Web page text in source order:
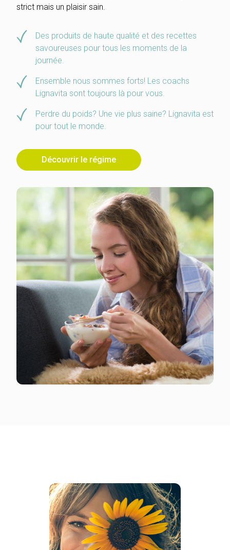
strict mais un plaisir sain.
Des produits de haute qualité et des recettes
savoureuses pour tous les moments de la
journée.
Ensemble nous sommes forts! Les coachs
Lignavita sont toujours là pour vous.
Perdre du poids? Une vie plus saine? Lignavita est
pour tout le monde.
Découvrir le régime